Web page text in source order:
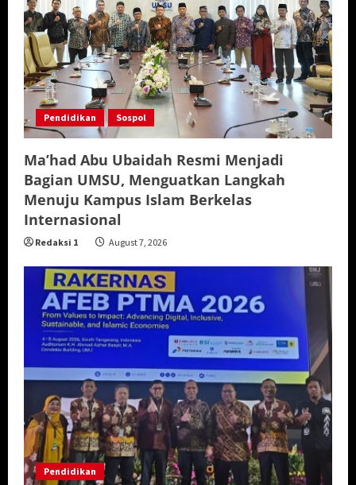
Pendidikan Sospol
Ma’had Abu Ubaidah Resmi Menjadi
Bagian UMSU, Menguatkan Langkah
Menuju Kampus Islam Berkelas
Internasional
Redaksi 1 August 7, 2026
Pendidikan